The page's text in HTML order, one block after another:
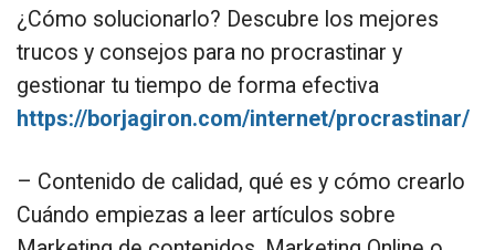
¿Cómo solucionarlo? Descubre los mejores
trucos y consejos para no procrastinar y
gestionar tu tiempo de forma efectiva
https://borjagiron.com/internet/procrastinar/
– Contenido de calidad, qué es y cómo crearlo
Cuándo empiezas a leer artículos sobre